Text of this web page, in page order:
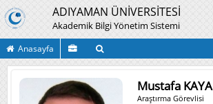
ADIYAMAN ÜNİVERSİTESİ
Akademik Bilgi Yönetim Sistemi
Anasayfa
Mustafa KAYA
Araştırma Görevlisi